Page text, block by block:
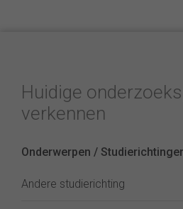
Huidige
verkennen
Onderwerpen /
Andere studierichting